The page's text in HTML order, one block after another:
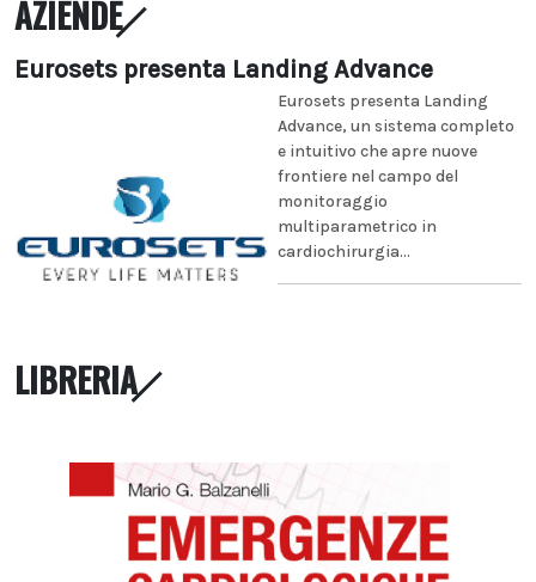
AZIENDE
Eurosets presenta Landing Advance
Eurosets presenta Landing
Advance, un sistema completo
e intuitivo che apre nuove
frontiere nel campo del
monitoraggio
multiparametrico in
cardiochirurgia...
LIBRERIA